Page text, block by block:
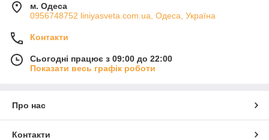
м. Одеса
0956748752 liniyasveta.com.ua, Одеса, Україна
Контакти
Сьогодні працює з 09:00 до 22:00
Показати весь графік роботи
Про нас
Контакти